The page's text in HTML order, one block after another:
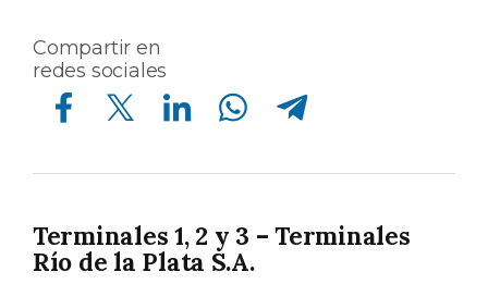
Compartir en
redes sociales
Compartir en Facebook Compartir en Twitter Compartir en Linkedin Compartir en Whatsapp Compartir en Telegram
Terminales 1, 2 y 3 – Terminales
Río de la Plata S.A.